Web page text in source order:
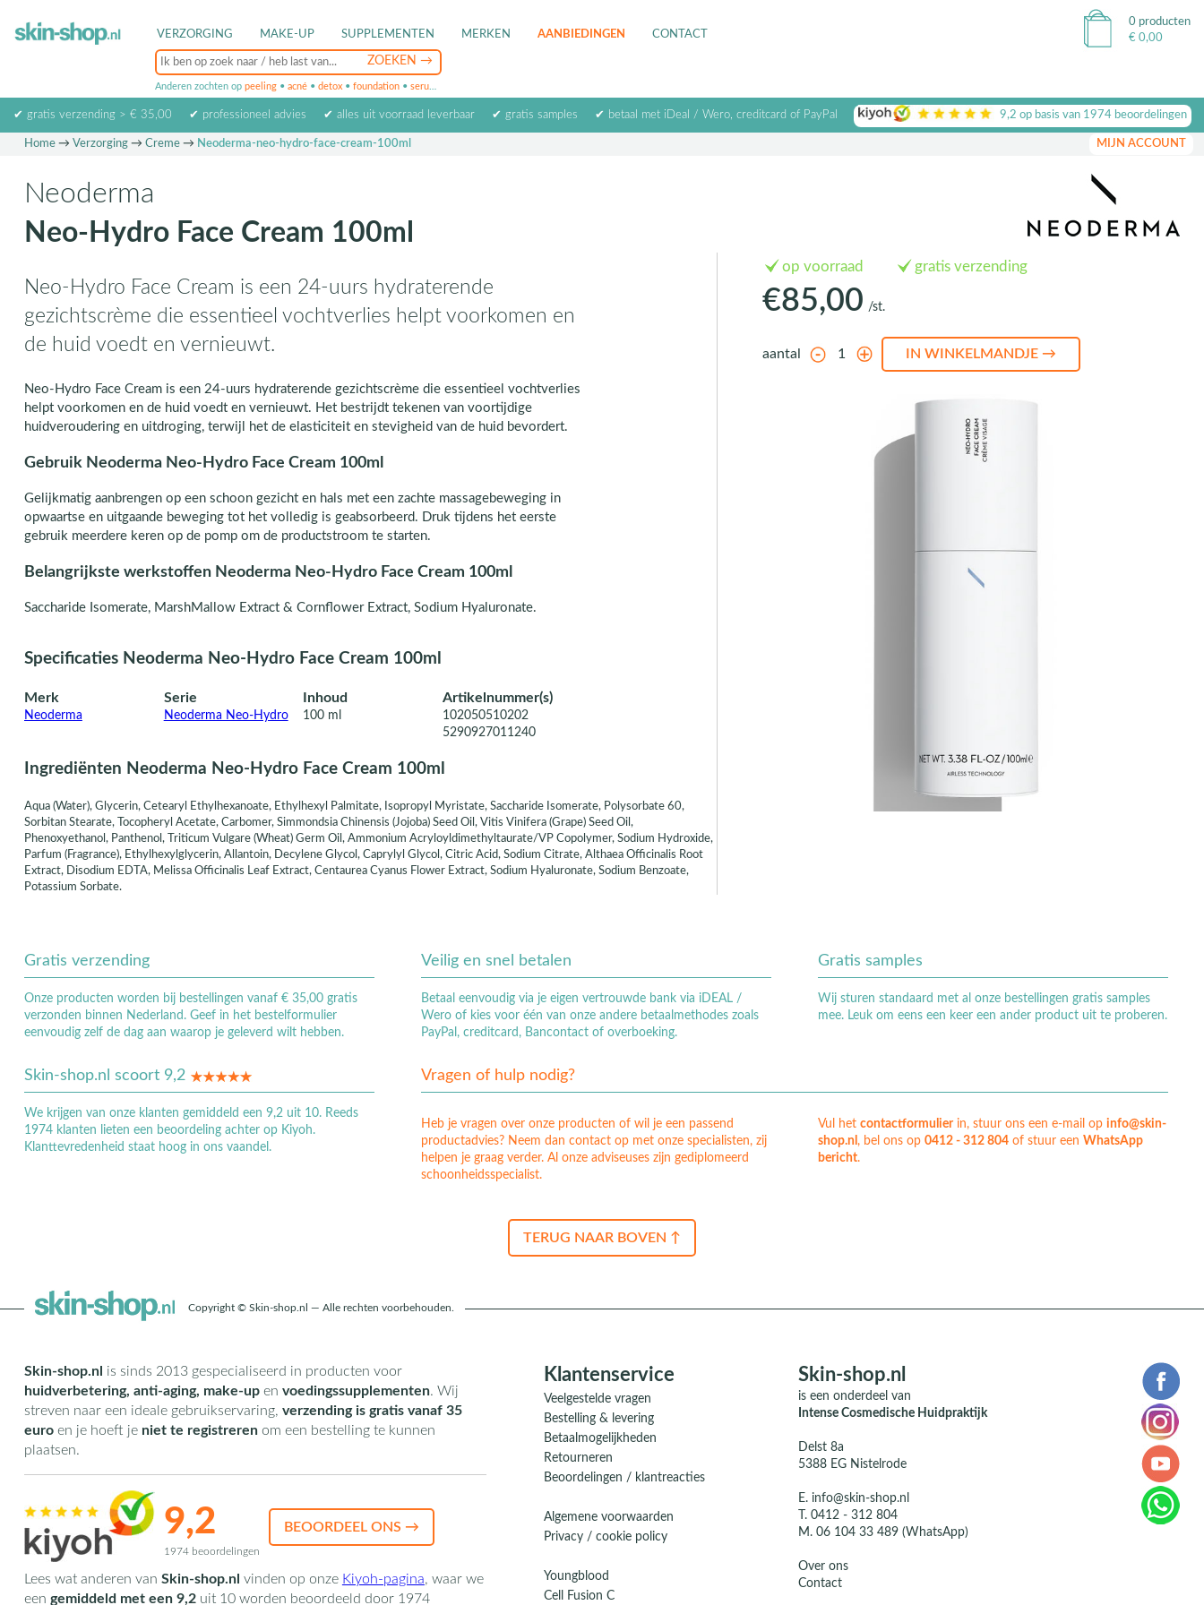
VERZORGING MAKE-UP SUPPLEMENTEN MERKEN AANBIEDINGEN CONTACT
Anderen zochten op peeling • acné • detox • foundation • serum
0 producten
€ 0,00
✔ gratis verzending > € 35,00 ✔ professioneel advies ✔ alles uit voorraad leverbaar ✔ gratis samples ✔ betaal met iDeal / Wero, creditcard of PayPal 9,2 op basis van 1974beoordelingen
MIJN ACCOUNT
Home→ Verzorging→ Creme→ Neoderma-neo-hydro-face-cream-100ml
Neoderma
Neo-Hydro Face Cream 100ml
Neo-Hydro Face Cream is een 24-uurs hydraterende
gezichtscrème die essentieel vochtverlies helpt voorkomen en
de huid voedt en vernieuwt.
Neo-Hydro Face Cream is een 24-uurs hydraterende gezichtscrème die essentieel vochtverlies
helpt voorkomen en de huid voedt en vernieuwt. Het bestrijdt tekenen van voortijdige
huidveroudering en uitdroging, terwijl het de elasticiteit en stevigheid van de huid bevordert.
Gebruik Neoderma Neo-Hydro Face Cream 100ml
Gelijkmatig aanbrengen op een schoon gezicht en hals met een zachte massagebeweging in
opwaartse en uitgaande beweging tot het volledig is geabsorbeerd. Druk tijdens het eerste
gebruik meerdere keren op de pomp om de productstroom te starten.
Belangrijkste werkstoffen Neoderma Neo-Hydro Face Cream 100ml
Saccharide Isomerate, MarshMallow Extract & Cornflower Extract, Sodium Hyaluronate.
Specificaties Neoderma Neo-Hydro Face Cream 100ml
Merk
Neoderma
Serie
Neoderma Neo-Hydro
Inhoud
100 ml
Artikelnummer(s)
102050510202
5290927011240
Ingrediënten Neoderma Neo-Hydro Face Cream 100ml
Aqua (Water), Glycerin, Cetearyl Ethylhexanoate, Ethylhexyl Palmitate, Isopropyl Myristate, Saccharide Isomerate, Polysorbate 60,
Sorbitan Stearate, Tocopheryl Acetate, Carbomer, Simmondsia Chinensis (Jojoba) Seed Oil, Vitis Vinifera (Grape) Seed Oil,
Phenoxyethanol, Panthenol, Triticum Vulgare (Wheat) Germ Oil, Ammonium Acryloyldimethyltaurate/VP Copolymer, Sodium Hydroxide,
Parfum (Fragrance), Ethylhexylglycerin, Allantoin, Decylene Glycol, Caprylyl Glycol, Citric Acid, Sodium Citrate, Althaea Officinalis Root
Extract, Disodium EDTA, Melissa Officinalis Leaf Extract, Centaurea Cyanus Flower Extract, Sodium Hyaluronate, Sodium Benzoate,
Potassium Sorbate.
op voorraad gratis verzending
€85,00 /st.
aantal
Gratis verzending
Onze producten worden bij bestellingen vanaf € 35,00 gratis
verzonden binnen Nederland. Geef in het bestelformulier
eenvoudig zelf de dag aan waarop je geleverd wilt hebben.
Veilig en snel betalen
Betaal eenvoudig via je eigen vertrouwde bank via iDEAL /
Wero of kies voor één van onze andere betaalmethodes zoals
PayPal, creditcard, Bancontact of overboeking.
Gratis samples
Wij sturen standaard met al onze bestellingen gratis samples
mee. Leuk om eens een keer een ander product uit te proberen.
Skin-shop.nl scoort 9,2
We krijgen van onze klanten gemiddeld een 9,2 uit 10. Reeds
1974 klanten lieten een beoordeling achter op Kiyoh.
Klanttevredenheid staat hoog in ons vaandel.
Vragen of hulp nodig?
Heb je vragen over onze producten of wil je een passend
productadvies? Neem dan contact op met onze specialisten, zij
helpen je graag verder. Al onze adviseuses zijn gediplomeerd
schoonheidsspecialist.
Vul het contactformulierin, stuur ons een e-mail op info@skin-
shop.nl , bel ons op 0412 - 312 804of stuur een WhatsApp
bericht.
TERUG NAAR BOVEN ↑
Copyright © Skin-shop.nl — Alle rechten voorbehouden.
Skin-shop.nl is sinds 2013 gespecialiseerd in producten voor
huidverbetering, anti-aging, make-upen voedingssupplementen. Wij
streven naar een ideale gebruikservaring, verzending is gratis vanaf 35
euroen je hoeft je niet te registrerenom een bestelling te kunnen
plaatsen.
9,2
1974 beoordelingen
BEOORDEEL ONS →
Lees wat anderen van Skin-shop.nl vinden op onze Kiyoh-pagina, waar we
een gemiddeld met een 9,2uit 10worden beoordeeld door 1974
Klantenservice
Veelgestelde vragen
Bestelling & levering
Betaalmogelijkheden
Retourneren
Beoordelingen / klantreacties
Algemene voorwaarden
Privacy / cookie policy
Youngblood
Cell Fusion C
Skin-shop.nl
is een onderdeel van
Intense Cosmedische Huidpraktijk
Delst 8a
5388 EG Nistelrode
E. info@skin-shop.nl
T.0412 - 312 804
M.06 104 33 489 (WhatsApp)
Over ons
Contact